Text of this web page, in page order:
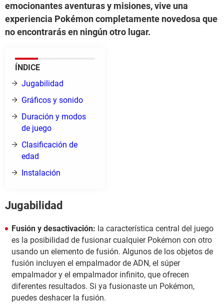
emocionantes aventuras y misiones, vive una
experiencia Pokémon completamente novedosa que
no encontrarás en ningún otro lugar.
ÍNDICE
Jugabilidad
Gráficos y sonido
Duración y modos
de juego
Clasificación de
edad
Instalación
Jugabilidad
Fusión y desactivación: la característica central del juego
es la posibilidad de fusionar cualquier Pokémon con otro
usando un elemento de fusión. Algunos de los objetos de
fusión incluyen el empalmador de ADN, el súper
empalmador y el empalmador infinito, que ofrecen
diferentes resultados. Si ya fusionaste un Pokémon,
puedes deshacer la fusión.